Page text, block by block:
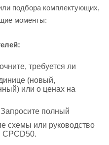
подбора комплектующих,
моменты:
требуется ли
(новый,
или о ценах на
Запросите полный
схемы или руководство
CPCD50.